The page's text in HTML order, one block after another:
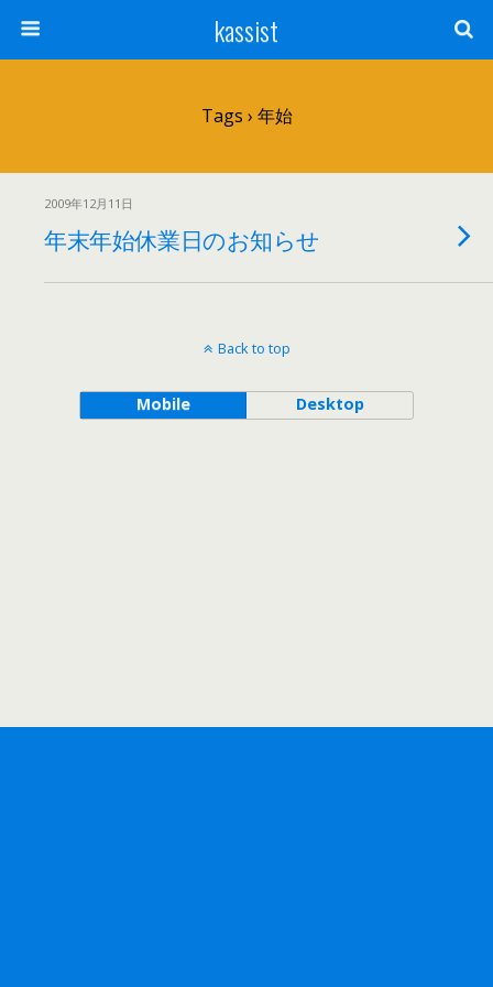
kassist
Tags › 年始
2009年12月11日
年末年始休業日のお知らせ
Back to top
Mobile Desktop